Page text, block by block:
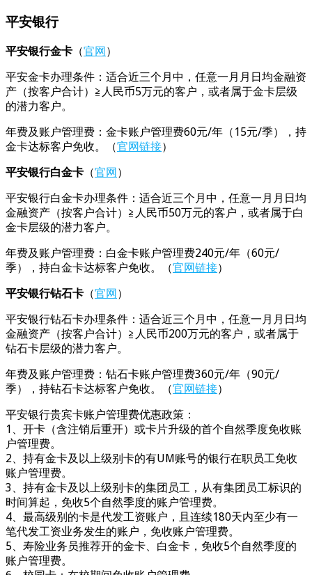
平安银行
平安银行金卡 （官网）
平安金卡办理条件：适合近三个月中，任意一月月日均金融资
产（按客户合计）≧人民币5万元的客户，或者属于金卡层级
的潜力客户。
年费及账户管理费：金卡账户管理费60元/年（15元/季），持
金卡达标客户免收。（官网链接）
平安银行白金卡 （官网）
平安银行白金卡办理条件：适合近三个月中，任意一月月日均
金融资产（按客户合计）≧人民币50万元的客户，或者属于白
金卡层级的潜力客户。
年费及账户管理费：白金卡账户管理费240元/年（60元/
季），持白金卡达标客户免收。（官网链接）
平安银行钻石卡 （官网）
平安银行钻石卡办理条件：适合近三个月中，任意一月月日均
金融资产（按客户合计）≧人民币200万元的客户，或者属于
钻石卡层级的潜力客户。
年费及账户管理费：钻石卡账户管理费360元/年（90元/
季），持钻石卡达标客户免收。（官网链接）
平安银行贵宾卡账户管理费优惠政策：
1、开卡（含注销后重开）或卡片升级的首个自然季度免收账
户管理费。
2、持有金卡及以上级别卡的有UM账号的银行在职员工免收
账户管理费。
3、持有金卡及以上级别卡的集团员工，从有集团员工标识的
时间算起，免收5个自然季度的账户管理费。
4、最高级别的卡是代发工资账户，且连续180天内至少有一
笔代发工资业务发生的账户，免收账户管理费。
5、寿险业务员推荐开的金卡、白金卡，免收5个自然季度的
账户管理费。